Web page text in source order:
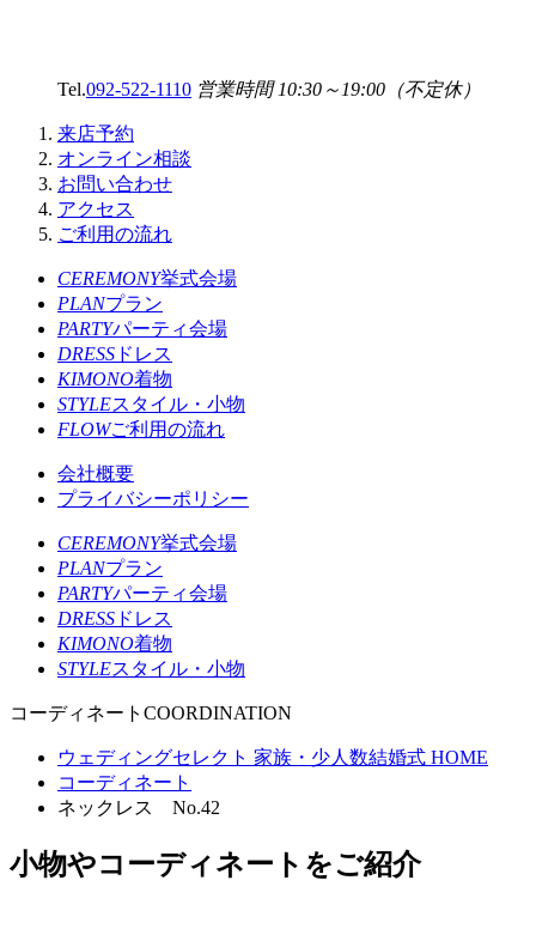
Tel.092-522-1110 営業時間 10:30～19:00（不定休）
来店予約
オンライン相談
お問い合わせ
アクセス
ご利用の流れ
CEREMONY挙式会場
PLANプラン
PARTYパーティ会場
DRESS ドレス
KIMONO着物
STYLEスタイル・小物
FLOWご利用の流れ
会社概要
プライバシーポリシー
CEREMONY挙式会場
PLANプラン
PARTYパーティ会場
DRESS ドレス
KIMONO着物
STYLEスタイル・小物
コーディネート COORDINATION
ウェディングセレクト 家族・少人数結婚式 HOME
コーディネート
ネックレス No.42
小物やコーディネートをご紹介